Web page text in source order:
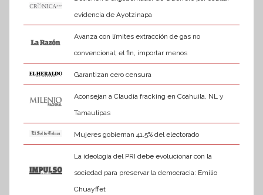
evidencia de Ayotzinapa
Avanza con límites extracción de gas no
convencional; el fin, importar menos
Garantizan cero censura
Aconsejan a Claudia fracking en Coahuila, NL y
Tamaulipas
Mujeres gobiernan 41.5% del electorado
La ideología del PRI debe evolucionar con la
sociedad para preservar la democracia: Emilio
Chuayffet